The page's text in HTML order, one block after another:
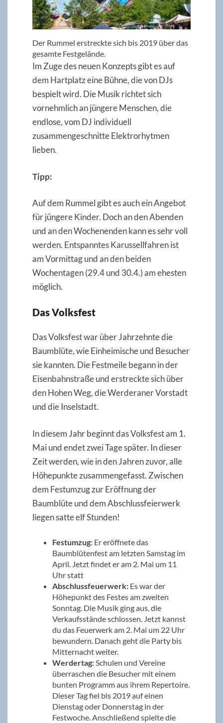
Der Rummel erstreckte sich bis 2019 über das
gesamte Festgelände.
Im Zuge des neuen Konzepts gibt es auf
dem Hartplatz eine Bühne, die von DJs
bespielt wird. Die Musik richtet sich
vornehmlich an jüngere Menschen, die
endlose, vom DJ individuell
zusammengeschnitte Elektrorhytmen
lieben.
Tipp:
Auf dem Rummel gibt es auch ein Angebot
für jüngere Kinder. Doch an den Abenden
und an den Wochenenden kann es sehr voll
werden. Entspanntes Karussellfahren ist
am Vormittag und an den beiden
Wochentagen (29.4 und 30.4.) am ehesten
möglich.
Das Volksfest
Das Volksfest war über Jahrzehnte die
Baumblüte, wie Einheimische und Besucher
sie kannten. Die Festmeile begann in der
Eisenbahnstraße und erstreckte sich über
den Hohen Weg, die Werderaner Vorstadt
und die Inselstadt.
In diesem Jahr beginnt das Volksfest am 1.
Mai und endet zwei Tage später. In dieser
Zeit werden, wie in den Jahren zuvor, alle
Höhepunkte zusammengefasst. Zwischen
dem Festumzug zur Eröffnung der
Baumblüte und dem Abschlussfeierwerk
liegen satte elf Stunden!
Festumzug: Er eröffnete das
Baumblütenfest am letzten Samstag im
April. Jetzt findet er am 2. Mai um 11
Uhr statt
Abschlussfeuerwerk: Es war der
Höhepunkt des Festes am zweiten
Sonntag. Die Musik ging aus, die
Verkaufsstände schlossen. Jetzt kannst
du das Feuerwerk am 2. Mai um 22 Uhr
bewundern. Danach geht die Party bis
Mitternacht weiter.
Werdertag:Schulen und Vereine
überraschen die Besucher mit einem
bunten Programm aus ihrem Repertoire.
Dieser Tag fiel bis 2019 auf einen
Dienstag oder Donnerstag in der
Festwoche. Anschließend spielte die